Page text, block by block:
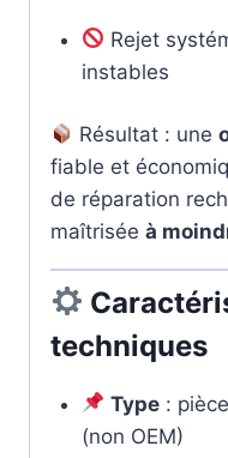
Rejet
instables
Résultat : une
fiable et
de réparation
maîtrisée à
techniques
Type:
(non OEM)